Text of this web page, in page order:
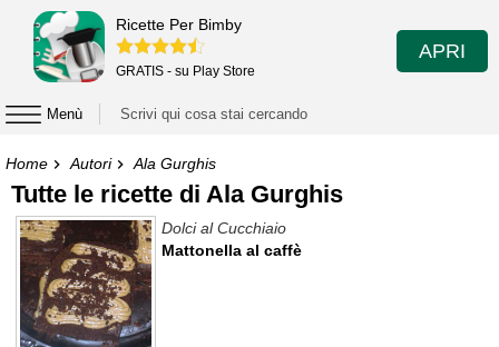
Ricette Per Bimby
GRATIS - su Play Store
APRI
Menù
Home Autori Ala Gurghis
Tutte le ricette di Ala Gurghis
Mattonella al caffè
Dolci al Cucchiaio